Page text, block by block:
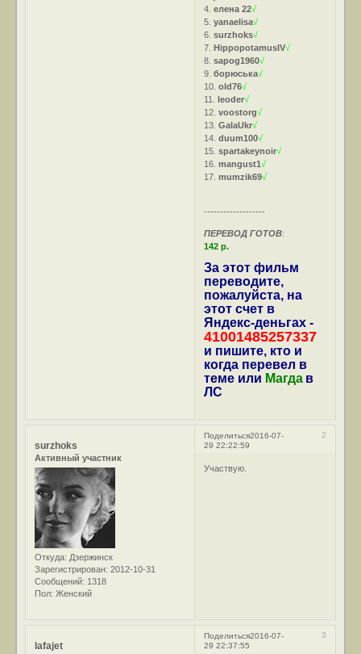
4.елена 22√
5.yanaelisa√
6.surzhoks√
7.HippopotamusIV√
8.sapog1960√
9.борюська√
10.old76√
11.leoder√
12.voostorg√
13.GalaUkr√
14.duum100√
15.spartakeynoir√
16.mangust1√
17.mumzik69√
-------------------
ПЕРЕВОД ГОТОВ:
142 р.
За этот фильм
переводите,
пожалуйста, на
этот счет в
Яндекс-деньгах -
41001485257337
и пишите, кто и
когда перевел в
теме или Магда в
ЛС
Поделиться 2
2016-07-
29 22:22:59
surzhoks
Активный участник
Откуда: Дзержинск
Зарегистрирован: 2012-10-31
Сообщений: 1318
Пол: Женский
Участвую.
Поделиться 3
2016-07-
29 22:37:55
lafajet